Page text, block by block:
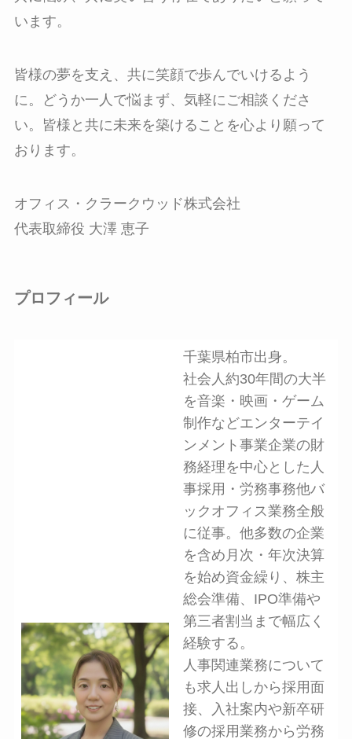
います。
皆様の夢を支え、共に笑顔で歩んでいけるよう
に。どうか一人で悩まず、気軽にご相談くださ
い。皆様と共に未来を築けることを心より願って
おります。
オフィス・クラークウッド株式会社
代表取締役 大澤 恵子
プロフィール
千葉県柏市出身。
社会人約30年間の大半
を音楽・映画・ゲーム
制作などエンターテイ
ンメント事業企業の財
務経理を中心とした人
事採用・労務事務他バ
ックオフィス業務全般
に従事。他多数の企業
を含め月次・年次決算
を始め資金繰り、株主
総会準備、IPO準備や
第三者割当まで幅広く
経験する。
人事関連業務について
も求人出しから採用面
接、入社案内や新卒研
修の採用業務から労務